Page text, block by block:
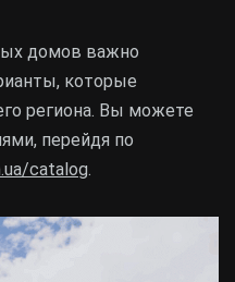
домов важно
которые
региона. Вы можете
перейдя по
catalog.